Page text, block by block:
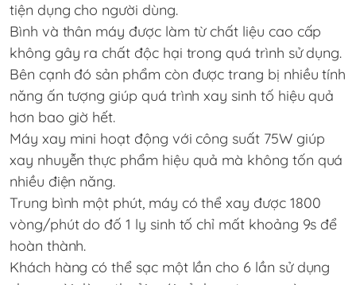
tiện dụng cho người dùng.
Bình và thân máy được làm từ chất liệu cao cấp
không gây ra chất độc hại trong quá trình sử dụng.
Bên cạnh đó sản phẩm còn được trang bị nhiều tính
năng ấn tượng giúp quá trình xay sinh tố hiệu quả
hơn bao giờ hết.
Máy xay mini hoạt động với công suất 75W giúp
xay nhuyễn thực phẩm hiệu quả mà không tốn quá
nhiều điện năng.
Trung bình một phút, máy có thể xay được 1800
vòng/phút do đố 1 ly sinh tố chỉ mất khoảng 9s để
hoàn thành.
Khách hàng có thể sạc một lần cho 6 lần sử dụng